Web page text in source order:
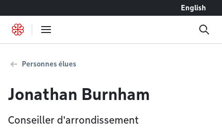
English
Personnes élues
Jonathan Burnham
Conseiller d'arrondissement